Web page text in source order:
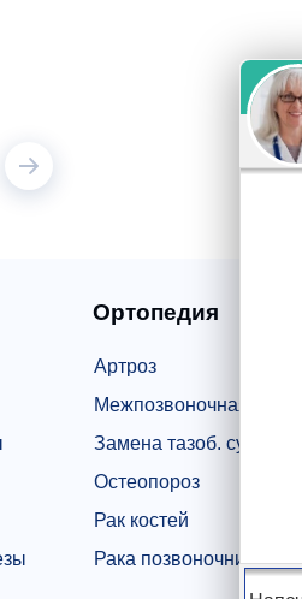
Ортопедия
Артроз
Межпозвоночная грыжа
Замена тазоб. сустава
Остеопороз
Рак костей
Рака позвоночника